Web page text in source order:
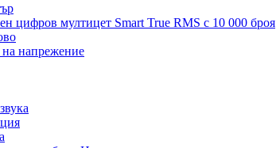
цифров мултицет Smart True RMS с 10 000 броя
на напрежение